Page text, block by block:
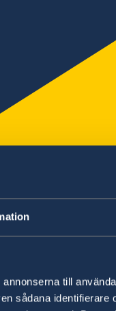
till
sådana identifierare